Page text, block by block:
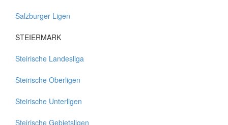
Salzburger Ligen
STEIERMARK
Steirische Landesliga
Steirische Oberligen
Steirische Unterligen
Steirische Gebietsligen